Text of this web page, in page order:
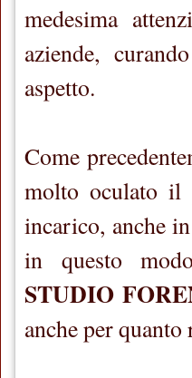
medesima
aziende,
aspetto.
Come
molto oculato il
incarico, anche
in questo
STUDIO
anche per